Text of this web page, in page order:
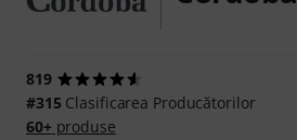
819
#315 Clasificarea Producătorilor
60+produse